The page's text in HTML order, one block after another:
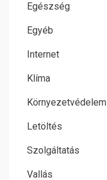
Egészség
Egyéb
Internet
Klíma
Környezetvédelem
Letöltés
Szolgáltatás
Vallás